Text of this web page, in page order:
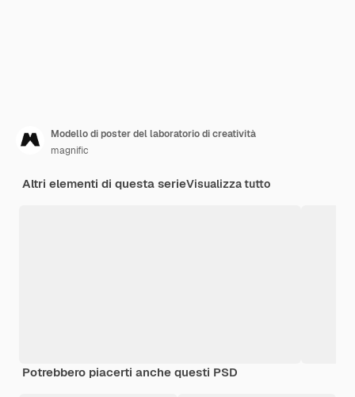
Modello di poster del laboratorio di creatività
magnific
Altri elementi di questa serieVisualizza tutto
Potrebbero piacerti anche questi PSD